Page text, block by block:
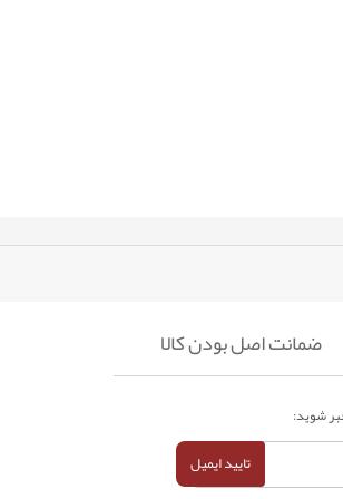
ضمانت اصل بودن کالا
شوید:
تایید ایمیل